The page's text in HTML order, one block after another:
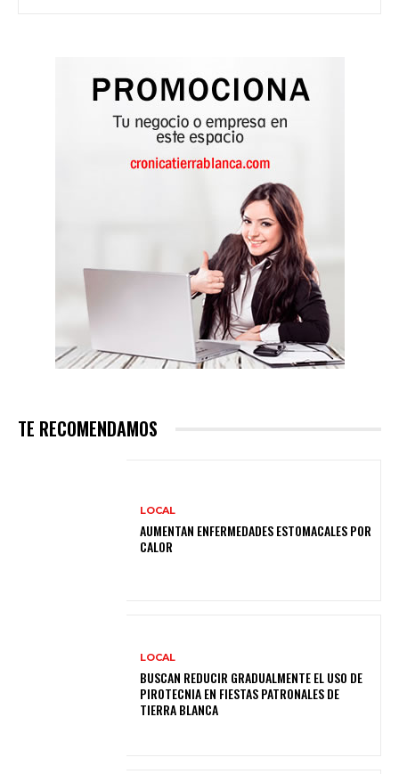
TE RECOMENDAMOS
LOCAL
AUMENTAN ENFERMEDADES ESTOMACALES POR
CALOR
LOCAL
BUSCAN REDUCIR GRADUALMENTE EL USO DE
PIROTECNIA EN FIESTAS PATRONALES DE
TIERRA BLANCA